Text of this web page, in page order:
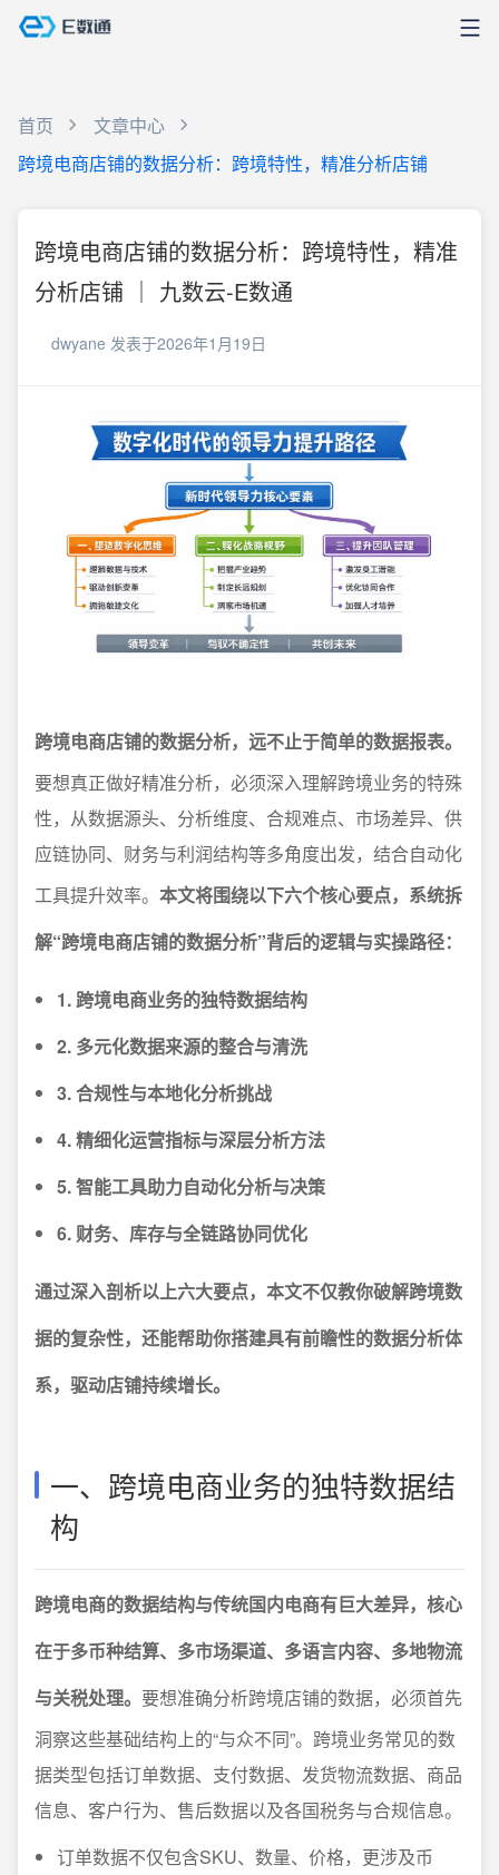
首页
文章中心
跨境电商店铺的数据分析：跨境特性，精准分析店铺
跨境电商店铺的数据分析：跨境特性，精准
分析店铺 ｜ 九数云-E数通
dwyane 发表于2026年1月19日
跨境电商店铺的数据分析，远不止于简单的数据报表。
要想真正做好精准分析，必须深入理解跨境业务的特殊
性，从数据源头、分析维度、合规难点、市场差异、供
应链协同、财务与利润结构等多角度出发，结合自动化
工具提升效率。 本文将围绕以下六个核心要点，系统拆
解“跨境电商店铺的数据分析”背后的逻辑与实操路径：
1. 跨境电商业务的独特数据结构
2. 多元化数据来源的整合与清洗
3. 合规性与本地化分析挑战
4. 精细化运营指标与深层分析方法
5. 智能工具助力自动化分析与决策
6. 财务、库存与全链路协同优化
通过深入剖析以上六大要点，本文不仅教你破解跨境数
据的复杂性，还能帮助你搭建具有前瞻性的数据分析体
系，驱动店铺持续增长。
一、跨境电商业务的独特数据结
构
跨境电商的数据结构与传统国内电商有巨大差异，核心
在于多币种结算、多市场渠道、多语言内容、多地物流
与关税处理。 要想准确分析跨境店铺的数据，必须首先
洞察这些基础结构上的“与众不同”。跨境业务常见的数
据类型包括订单数据、支付数据、发货物流数据、商品
信息、客户行为、售后数据以及各国税务与合规信息。
订单数据不仅包含SKU、数量、价格，更涉及币